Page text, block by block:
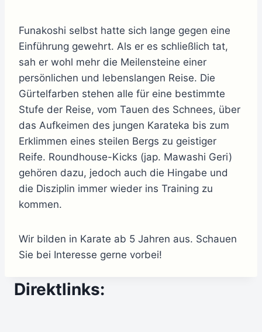
Funakoshi selbst hatte sich lange gegen eine
Einführung gewehrt. Als er es schließlich tat,
sah er wohl mehr die Meilensteine einer
persönlichen und lebenslangen Reise. Die
Gürtelfarben stehen alle für eine bestimmte
Stufe der Reise, vom Tauen des Schnees, über
das Aufkeimen des jungen Karateka bis zum
Erklimmen eines steilen Bergs zu geistiger
Reife. Roundhouse-Kicks (jap. Mawashi Geri)
gehören dazu, jedoch auch die Hingabe und
die Disziplin immer wieder ins Training zu
kommen.
Wir bilden in Karate ab 5 Jahren aus. Schauen
Sie bei Interesse gerne vorbei!
Direktlinks: